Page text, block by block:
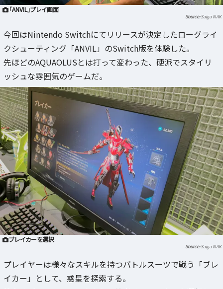
「ANVIL」プレイ画面
Saiga NAK
今回はNintendo Switchにてリリースが決定したローグライ
クシューティング「ANVIL」のSwitch版を体験した。
先ほどのAQUAOLUSとは打って変わった、硬派でスタイリ
ッシュな雰囲気のゲームだ。
ブレイカーを選択
Saiga NAK
プレイヤーは様々なスキルを持つバトルスーツで戦う「ブレ
イカー」として、惑星を探索する。